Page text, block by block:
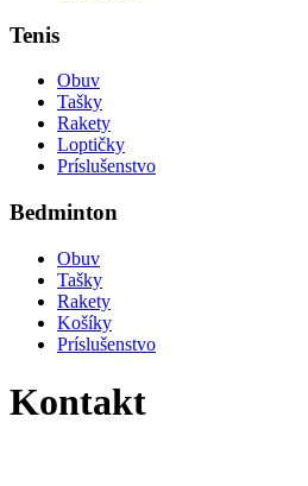
Tenis
Obuv
Tašky
Rakety
Loptičky
Príslušenstvo
Bedminton
Obuv
Tašky
Rakety
Košíky
Príslušenstvo
Kontakt